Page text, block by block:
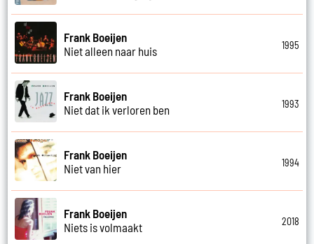
Frank Boeijen
Niet alleen naar huis
1995
Frank Boeijen
Niet dat ik verloren ben
1993
Frank Boeijen
Niet van hier
1994
Frank Boeijen
Niets is volmaakt
2018